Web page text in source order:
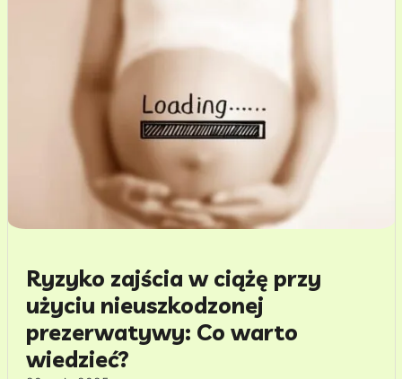
Ryzyko zajścia w ciążę przy
użyciu nieuszkodzonej
prezerwatywy: Co warto
wiedzieć?